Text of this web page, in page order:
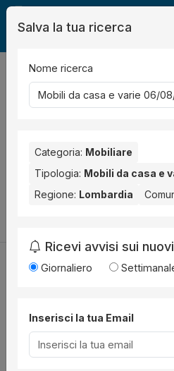
Legalmente Mobili
risultati
risultato per la Provincia
Prova a modificare i parametri di
Utilità
Chi siamo
Disclaimer
Salva la tua ricerca
Nome ricerca
Categoria: Mobiliare
Tipologia: Mobili da casa e
Regione: Lombardia
Ricevi avvisi sui
Giornaliero
Inserisci la tua Email